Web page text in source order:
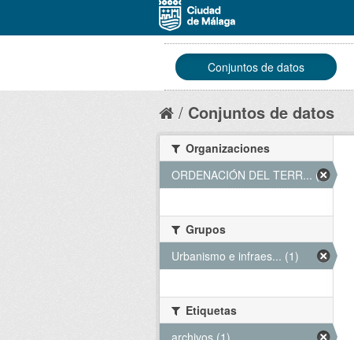
Conjuntos de datos
Conjuntos de datos
Organizaciones
ORDENACIÓN DEL TERR... (1)
Grupos
Urbanismo e infraes... (1)
Etiquetas
archivos (1)